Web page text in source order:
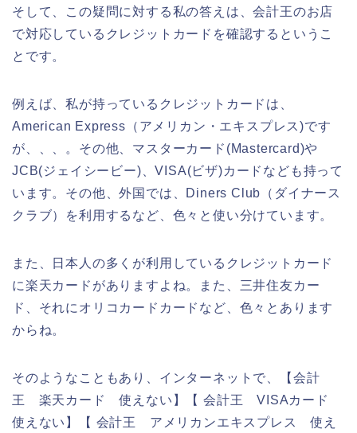
そして、この疑問に対する私の答えは、会計王のお店
で対応しているクレジットカードを確認するというこ
とです。
例えば、私が持っているクレジットカードは、
American Express（アメリカン・エキスプレス)です
が、、、。その他、マスターカード(Mastercard)や
JCB(ジェイシービー)、VISA(ビザ)カードなども持って
います。その他、外国では、Diners Club（ダイナース
クラブ）を利用するなど、色々と使い分けています。
また、日本人の多くが利用しているクレジットカード
に楽天カードがありますよね。また、三井住友カー
ド、それにオリコカードカードなど、色々とあります
からね。
そのようなこともあり、インターネットで、【会計
王 楽天カード 使えない】【 会計王 VISAカード
使えない】【 会計王 アメリカンエキスプレス 使え